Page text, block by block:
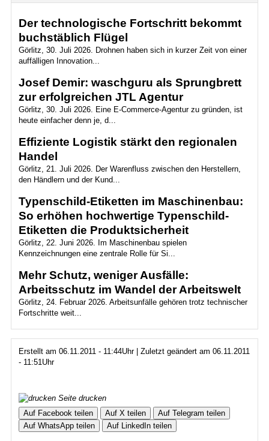
Der technologische Fortschritt bekommt
buchstäblich Flügel
Görlitz, 30. Juli 2026. Drohnen haben sich in kurzer Zeit von einer
auffälligen Innovation...
Josef Demir: waschguru als Sprungbrett
zur erfolgreichen JTL Agentur
Görlitz, 30. Juli 2026. Eine E-Commerce-Agentur zu gründen, ist
heute einfacher denn je, d...
Effiziente Logistik stärkt den regionalen
Handel
Görlitz, 21. Juli 2026. Der Warenfluss zwischen den Herstellern,
den Händlern und der Kund...
Typenschild-Etiketten im Maschinenbau:
So erhöhen hochwertige Typenschild-
Etiketten die Produktsicherheit
Görlitz, 22. Juni 2026. Im Maschinenbau spielen
Kennzeichnungen eine zentrale Rolle für Si...
Mehr Schutz, weniger Ausfälle:
Arbeitsschutz im Wandel der Arbeitswelt
Görlitz, 24. Februar 2026. Arbeitsunfälle gehören trotz technischer
Fortschritte weit...
Erstellt am 06.11.2011 - 11:44Uhr | Zuletzt geändert am 06.11.2011
- 11:51Uhr
Seite drucken
Auf Facebook teilen
Auf X teilen
Auf Telegram teilen
Auf WhatsApp teilen
Auf LinkedIn teilen